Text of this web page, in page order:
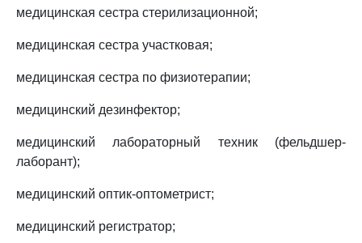
медицинская сестра стерилизационной;
медицинская сестра участковая;
медицинская сестра по физиотерапии;
медицинский дезинфектор;
медицинский лабораторный техник (фельдшер-
лаборант);
медицинский оптик-оптометрист;
медицинский регистратор;